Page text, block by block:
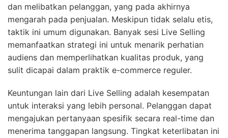
dan melibatkan pelanggan, yang pada akhirnya
mengarah pada penjualan. Meskipun tidak selalu etis,
taktik ini umum digunakan. Banyak sesi Live Selling
memanfaatkan strategi ini untuk menarik perhatian
audiens dan memperlihatkan kualitas produk, yang
sulit dicapai dalam praktik e-commerce reguler.
Keuntungan lain dari Live Selling adalah kesempatan
untuk interaksi yang lebih personal. Pelanggan dapat
mengajukan pertanyaan spesifik secara real-time dan
menerima tanggapan langsung. Tingkat keterlibatan ini